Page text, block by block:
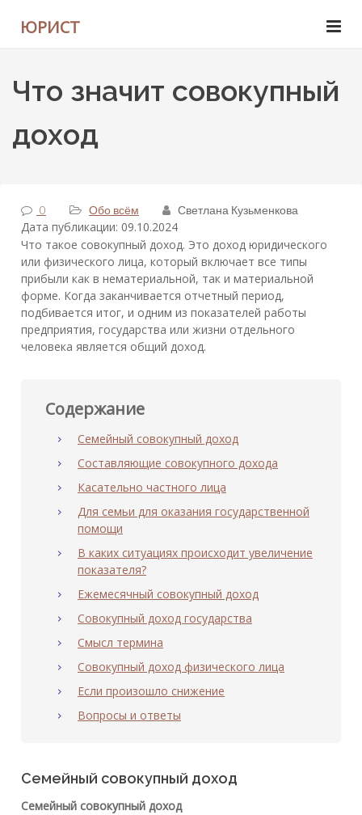
ЮРИСТ
Что значит совокупный
доход
0 Обо всём Светлана Кузьменкова
Дата публикации: 09.10.2024
Что такое совокупный доход. Это доход юридического
или физического лица, который включает все типы
прибыли как в нематериальной, так и материальной
форме. Когда заканчивается отчетный период,
подбивается итог, и одним из показателей работы
предприятия, государства или жизни отдельного
человека является общий доход.
Содержание
Семейный совокупный доход
Составляющие совокупного дохода
Касательно частного лица
Для семьи для оказания государственной
помощи
В каких ситуациях происходит увеличение
показателя?
Ежемесячный совокупный доход
Совокупный доход государства
Смысл термина
Совокупный доход физического лица
Если произошло снижение
Вопросы и ответы
Семейный совокупный доход
Семейный совокупный доход